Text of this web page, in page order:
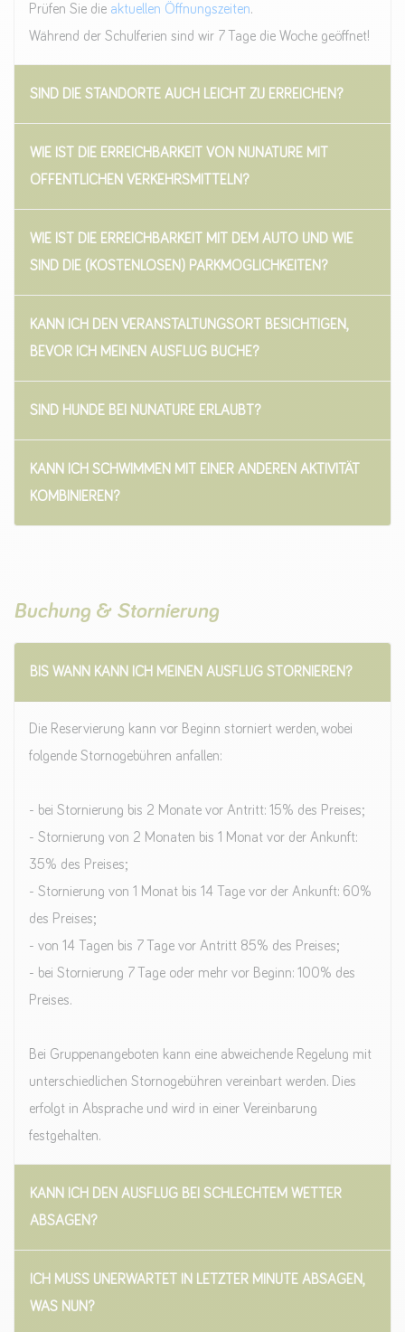
Prüfen Sie die aktuellen Öffnungszeiten.
Während der Schulferien sind wir 7 Tage die Woche geöffnet!
SIND DIE STANDORTE AUCH LEICHT ZU ERREICHEN?
WIE IST DIE ERREICHBARKEIT VON NUNATURE MIT
ÖFFENTLICHEN VERKEHRSMITTELN?
WIE IST DIE ERREICHBARKEIT MIT DEM AUTO UND WIE
SIND DIE (KOSTENLOSEN) PARKMÖGLICHKEITEN?
KANN ICH DEN VERANSTALTUNGSORT BESICHTIGEN,
BEVOR ICH MEINEN AUSFLUG BUCHE?
SIND HUNDE BEI NUNATURE ERLAUBT?
KANN ICH SCHWIMMEN MIT EINER ANDEREN AKTIVITÄT
KOMBINIEREN?
Buchung & Stornierung
BIS WANN KANN ICH MEINEN AUSFLUG STORNIEREN?
Die Reservierung kann vor Beginn storniert werden, wobei
folgende Stornogebühren anfallen:
- bei Stornierung bis 2 Monate vor Antritt: 15% des Preises;
- Stornierung von 2 Monaten bis 1 Monat vor der Ankunft:
35% des Preises;
- Stornierung von 1 Monat bis 14 Tage vor der Ankunft: 60%
des Preises;
- von 14 Tagen bis 7 Tage vor Antritt 85% des Preises;
- bei Stornierung 7 Tage oder mehr vor Beginn: 100% des
Preises.
Bei Gruppenangeboten kann eine abweichende Regelung mit
unterschiedlichen Stornogebühren vereinbart werden. Dies
erfolgt in Absprache und wird in einer Vereinbarung
festgehalten.
KANN ICH DEN AUSFLUG BEI SCHLECHTEM WETTER
ABSAGEN?
ICH MUSS UNERWARTET IN LETZTER MINUTE ABSAGEN,
WAS NUN?